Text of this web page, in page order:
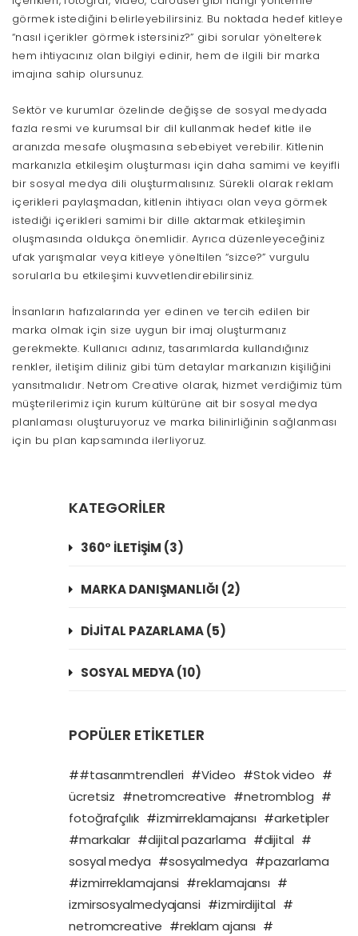
görmek istediğini belirleyebilirsiniz. Bu noktada hedef kitleye
“nasıl içerikler görmek istersiniz?” gibi sorular yönelterek
hem ihtiyacınız olan bilgiyi edinir, hem de ilgili bir marka
imajına sahip olursunuz.
Sektör ve kurumlar özelinde değişse de sosyal medyada
fazla resmi ve kurumsal bir dil kullanmak hedef kitle ile
aranızda mesafe oluşmasına sebebiyet verebilir. Kitlenin
markanızla etkileşim oluşturması için daha samimi ve keyifli
bir sosyal medya dili oluşturmalısınız. Sürekli olarak reklam
içerikleri paylaşmadan, kitlenin ihtiyacı olan veya görmek
istediği içerikleri samimi bir dille aktarmak etkileşimin
oluşmasında oldukça önemlidir. Ayrıca düzenleyeceğiniz
ufak yarışmalar veya kitleye yöneltilen “sizce?” vurgulu
sorularla bu etkileşimi kuvvetlendirebilirsiniz.
İnsanların hafızalarında yer edinen ve tercih edilen bir
marka olmak için size uygun bir imaj oluşturmanız
gerekmekte. Kullanıcı adınız, tasarımlarda kullandığınız
renkler, iletişim diliniz gibi tüm detaylar markanızın kişiliğini
yansıtmalıdır. Netrom Creative olarak, hizmet verdiğimiz tüm
müşterilerimiz için kurum kültürüne ait bir sosyal medya
planlaması oluşturuyoruz ve marka bilinirliğinin sağlanması
için bu plan kapsamında ilerliyoruz.
KATEGORİLER
360° İLETİŞİM (3)
MARKA DANIŞMANLIĞI (2)
DİJİTAL PAZARLAMA (5)
SOSYAL MEDYA (10)
POPÜLER ETİKETLER
##tasarımtrendleri #Video #Stok video #
ücretsiz #netromcreative #netromblog #
fotoğrafçılık #izmirreklamajansı #arketipler
#markalar #dijital pazarlama #dijital #
sosyal medya #sosyalmedya #pazarlama
#izmirreklamajansi #reklamajansı #
izmirsosyalmedyajansi #izmirdijital #
netromcreative #reklam ajansı #